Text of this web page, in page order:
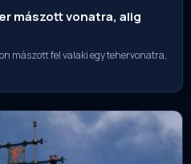
mászott vonatra, alig
mászott fel valaki egy tehervonatra,